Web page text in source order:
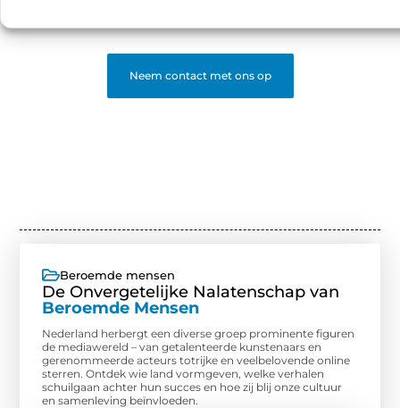
Neem contact met ons op
Beroemde mensen
De Onvergetelijke Nalatenschap van
Beroemde Mensen
Nederland herbergt een diverse groep prominente figuren
de mediawereld – van getalenteerde kunstenaars en
gerenommeerde acteurs totrijke en veelbelovende online
sterren. Ontdek wie land vormgeven, welke verhalen
schuilgaan achter hun succes en hoe zij blij onze cultuur
en samenleving beïnvloeden.